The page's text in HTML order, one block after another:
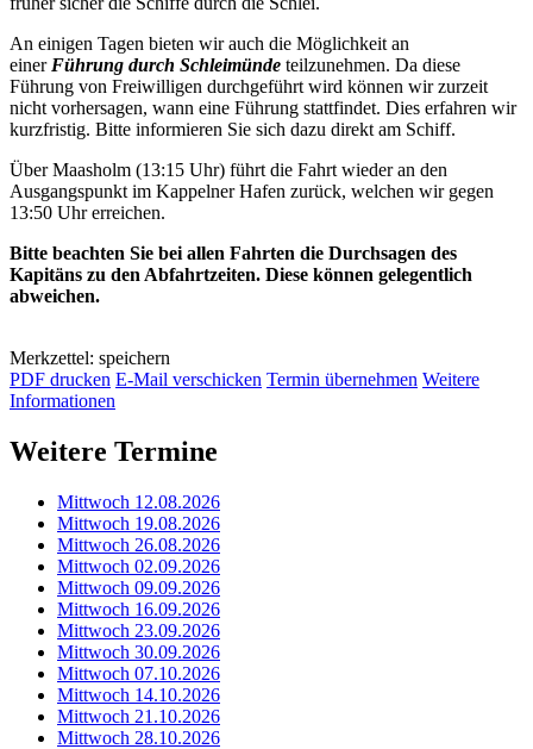
An einigen Tagen bieten wir auch die Möglichkeit an
einer Führung durch Schleimünde teilzunehmen. Da diese
Führung von Freiwilligen durchgeführt wird können wir zurzeit
nicht vorhersagen, wann eine Führung stattfindet. Dies erfahren wir
kurzfristig. Bitte informieren Sie sich dazu direkt am Schiff.
Über Maasholm (13:15 Uhr) führt die Fahrt wieder an den
Ausgangspunkt im Kappelner Hafen zurück, welchen wir gegen
13:50 Uhr erreichen.
Bitte beachten Sie bei allen Fahrten die Durchsagen des
Kapitäns zu den Abfahrtzeiten. Diese können gelegentlich
abweichen.
Merkzettel: speichern
PDF drucken E-Mail verschicken Termin übernehmen Weitere
Informationen
Weitere Termine
Mittwoch 12.08.2026
Mittwoch 19.08.2026
Mittwoch 26.08.2026
Mittwoch 02.09.2026
Mittwoch 09.09.2026
Mittwoch 16.09.2026
Mittwoch 23.09.2026
Mittwoch 30.09.2026
Mittwoch 07.10.2026
Mittwoch 14.10.2026
Mittwoch 21.10.2026
Mittwoch 28.10.2026